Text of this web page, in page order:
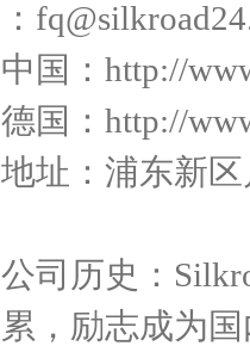
：
中国：http://
德国：http://
地址：浦东新
公司历史：
累，励志成为